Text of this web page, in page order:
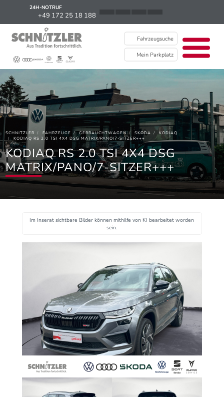
24H-NOTRUF
+49 172 25 18 188
Fahrzeugsuche
Mein Parkplatz
News
Kontakt / Standorte
Über uns
Newsletter
EU Data Act
SCHNITZLER FAHRZEUGE GEBRAUCHTWAGEN SKODA
KODIAQ
KODIAQ RS 2.0 TSI 4X4 DSG MATRIX/PANO/7-SITZER+++
KODIAQ RS 2.0 TSI 4X4 DSG
MATRIX/PANO/7-SITZER+++
Im Inserat sichtbare Bilder können mithilfe von KI bearbeitet worden
sein.